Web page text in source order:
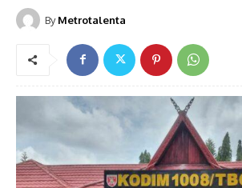
By Metrotalenta